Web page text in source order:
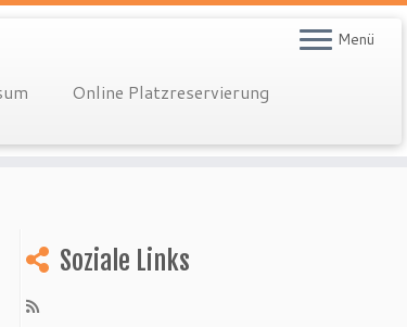
Menü
Online Platzreservierung
Soziale Links